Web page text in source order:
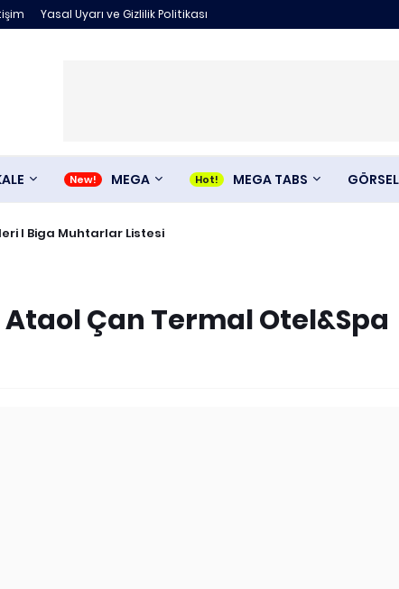
Yasal Uyarı ve Gizlilik Politikası
MEGA MEGA TABS GÖRSEL
I Biga Muhtarlar Listesi
Çan Termal Otel&Spa